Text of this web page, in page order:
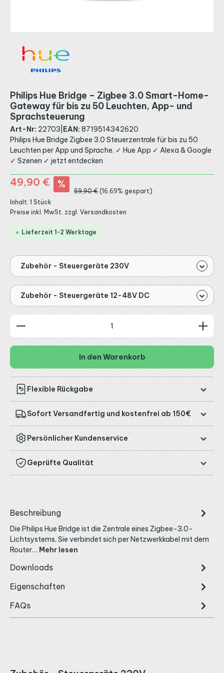
Philips Hue Bridge – Zigbee 3.0 Smart-Home-
Gateway für bis zu 50 Leuchten, App- und
Sprachsteuerung
Art-Nr: 22703 EAN: 8719514342620
Philips Hue Bridge Zigbee 3.0 Steuerzentrale für bis zu 50
Leuchten per App und Sprache. ✓ Hue App ✓ Alexa & Google
✓ Szenen ✓ jetzt entdecken
Verkaufspreis:
49,90 € %
Regulärer Preis:
59,90 € (16.69% gespart)
Inhalt: 1 Stück
Preise inkl. MwSt. zzgl. Versandkosten
Lieferzeit 1-2 Werktage
Zubehör - Steuergeräte 230V
Zubehör - Steuergeräte 12-48V DC
Produkt Anzahl: Gib den gewünschten Wert ein
In den Warenkorb
Flexible Rückgabe
Sofort Versandfertig und kostenfrei ab 150€
Persönlicher Kundenservice
Geprüfte Qualität
Beschreibung
Die Philips Hue Bridge ist die Zentrale eines Zigbee-3.0-
Lichtsystems. Sie verbindet sich per Netzwerkkabel mit dem
Router… Mehr lesen
Downloads
Eigenschaften
FAQs